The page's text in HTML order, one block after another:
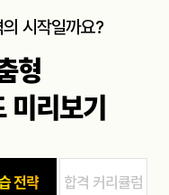
시작일까요?
형
미리보기
전략 합격 커리큘럼